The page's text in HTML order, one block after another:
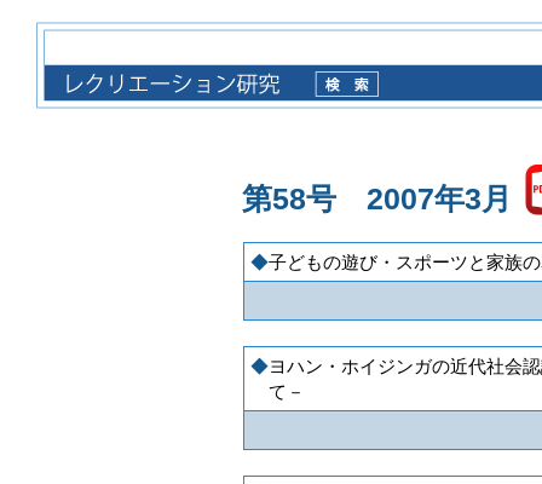
第58号 2007年3月
子どもの遊び・スポーツと家族
ヨハン・ホイジンガの近代社会
て－